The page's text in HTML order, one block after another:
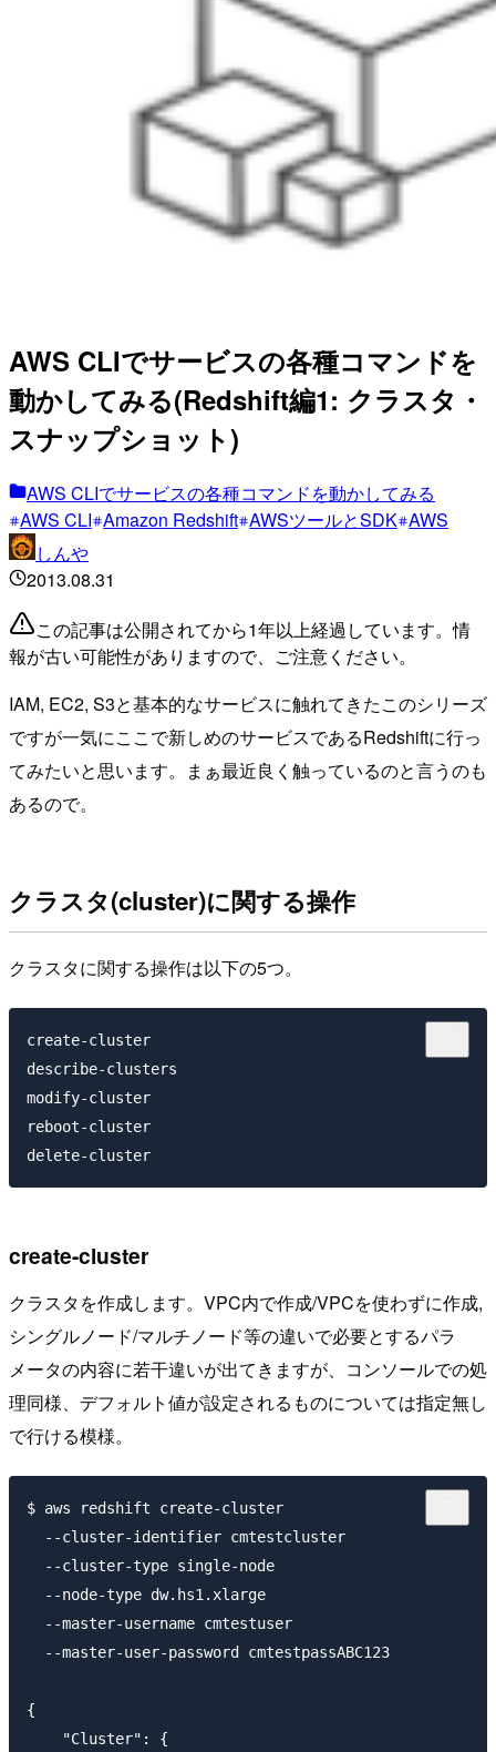
AWS CLIでサービスの各種コマンドを
動かしてみる(Redshift編1: クラスタ・
スナップショット)
AWS CLIでサービスの各種コマンドを動かしてみる
AWS CLI Amazon Redshift AWSツールとSDK AWS
しんや
2013.08.31
この記事は公開されてから1年以上経過しています。情
報が古い可能性がありますので、ご注意ください。
IAM, EC2, S3と基本的なサービスに触れてきたこのシリーズ
ですが一気にここで新しめのサービスであるRedshiftに行っ
てみたいと思います。まぁ最近良く触っているのと言うのも
あるので。
クラスタ(cluster)に関する操作
クラスタに関する操作は以下の5つ。
create-cluster
describe-clusters
modify-cluster
reboot-cluster
create-cluster
クラスタを作成します。VPC内で作成/VPCを使わずに作成,
シングルノード/マルチノード等の違いで必要とするパラ
メータの内容に若干違いが出てきますが、コンソールでの処
理同様、デフォルト値が設定されるものについては指定無し
で行ける模様。
$ aws redshift create-cluster
  --cluster-identifier cmtestcluster
  --cluster-type single-node
  --node-type dw.hs1.xlarge
  --master-username cmtestuser
  --master-user-password cmtestpassABC123
{
    "Cluster": {